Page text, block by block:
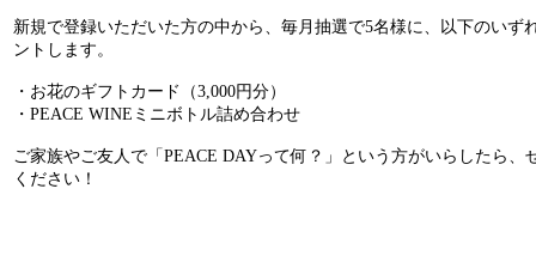
新規で登録いただいた方の中から、毎月抽選で5名様に、以下のいず
ントします。
・お花のギフトカード（3,000円分）
・PEACE WINEミニボトル詰め合わせ
ご家族やご友人で「PEACE DAYって何？」という方がいらしたら、
ください！